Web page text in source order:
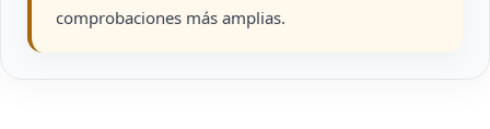
comprobaciones más amplias.